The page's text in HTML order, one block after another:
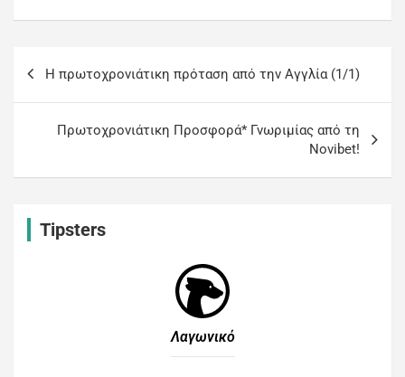
Η πρωτοχρονιάτικη πρόταση από την Αγγλία (1/1)
Πρωτοχρονιάτικη Προσφορά* Γνωριμίας από τη
Novibet!
Tipsters
Λαγωνικό